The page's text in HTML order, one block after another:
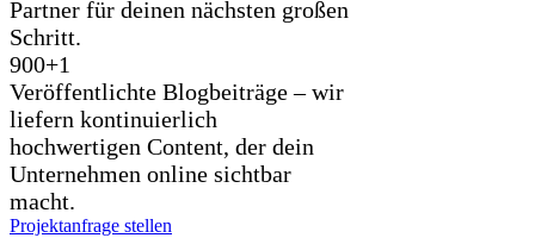
Partner für deinen nächsten großen
Schritt.
900+1
Veröffentlichte Blogbeiträge – wir
liefern kontinuierlich
hochwertigen Content, der dein
Unternehmen online sichtbar
macht.
Projektanfrage stellen